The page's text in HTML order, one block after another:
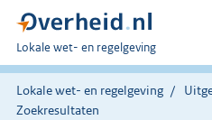
U
bent
hier:
Lokale wet- en regelgeving
Lokale wet- en regelgeving
Zoekresultaten